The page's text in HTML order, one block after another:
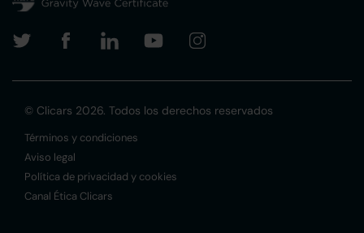
© Clicars 2026. Todos los derechos reservados
Términos y condiciones
Aviso legal
Política de privacidad y cookies
Canal Ética Clicars